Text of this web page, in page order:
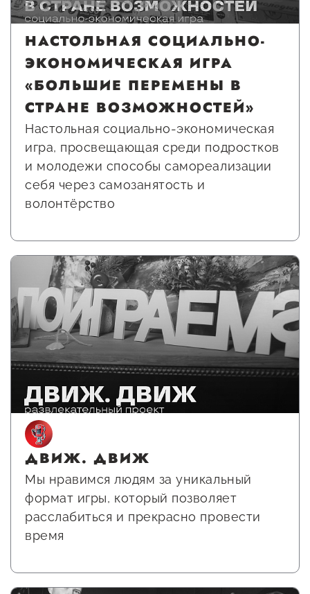
НАСТОЛЬНАЯ СОЦИАЛЬНО-
ЭКОНОМИЧЕСКАЯ ИГРА
«БОЛЬШИЕ ПЕРЕМЕНЫ В
СТРАНЕ ВОЗМОЖНОСТЕЙ»
Настольная социально-экономическая
игра, просвещающая среди подростков
и молодежи способы самореализации
себя через самозанятость и
волонтёрство
ДВИЖ. ДВИЖ
Мы нравимся людям за уникальный
формат игры, который позволяет
расслабиться и прекрасно провести
время